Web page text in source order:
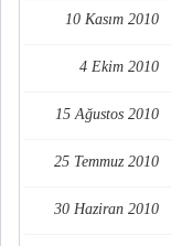
10 Kasım 2010
4 Ekim 2010
15 Ağustos 2010
25 Temmuz 2010
30 Haziran 2010